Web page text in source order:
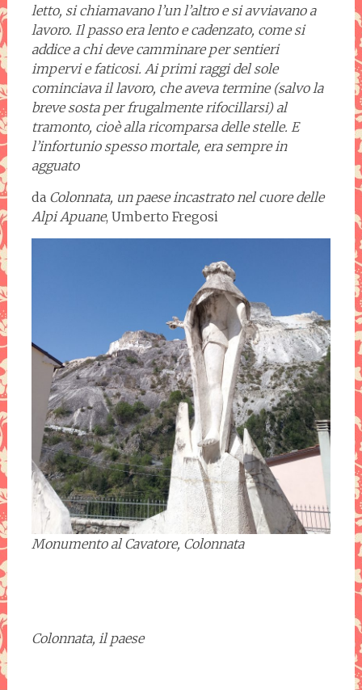
letto, si chiamavano l’un l’altro e si avviavano a
lavoro. Il passo era lento e cadenzato, come si
addice a chi deve camminare per sentieri
impervi e faticosi. Ai primi raggi del sole
cominciava il lavoro, che aveva termine (salvo la
breve sosta per frugalmente rifocillarsi) al
tramonto, cioè alla ricomparsa delle stelle. E
l’infortunio spesso mortale, era sempre in
agguato
da Colonnata, un paese incastrato nel cuore delle
Alpi Apuane, Umberto Fregosi
Monumento al Cavatore, Colonnata
Colonnata, il paese